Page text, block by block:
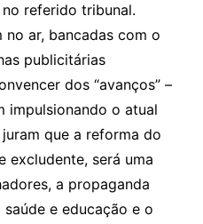
referido tribunal.
no ar, bancadas com o
publicitárias
dos “avanços” –
impulsionando o atual
que a reforma do
excludente, será uma
a propaganda
e educação e o